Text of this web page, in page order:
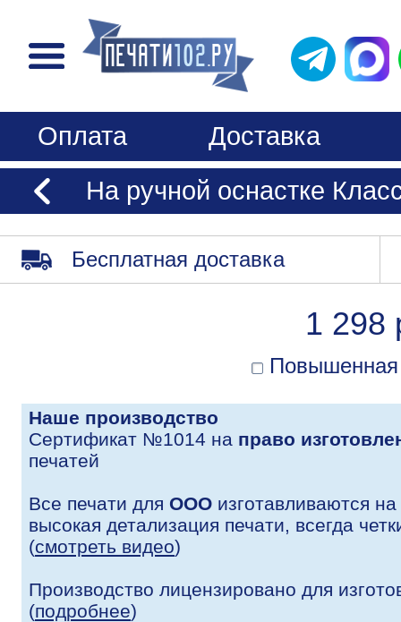
Оплата
Доставка
На ручной оснастке
Бесплатная доставка
1 298
Повышенная
Наше производство
Сертификат №1014 на право
печатей
Все печати для ООО изготавливаются
высокая детализация печати, всегда
(смотреть видео)
Производство лицензировано для
(подробнее)